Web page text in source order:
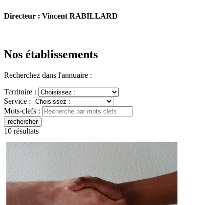
Directeur : Vincent RABILLARD
Nos établissements
Recherchez dans l'annuaire :
Territoire :
Service :
Mots-clefs :
rechercher
10 résultats